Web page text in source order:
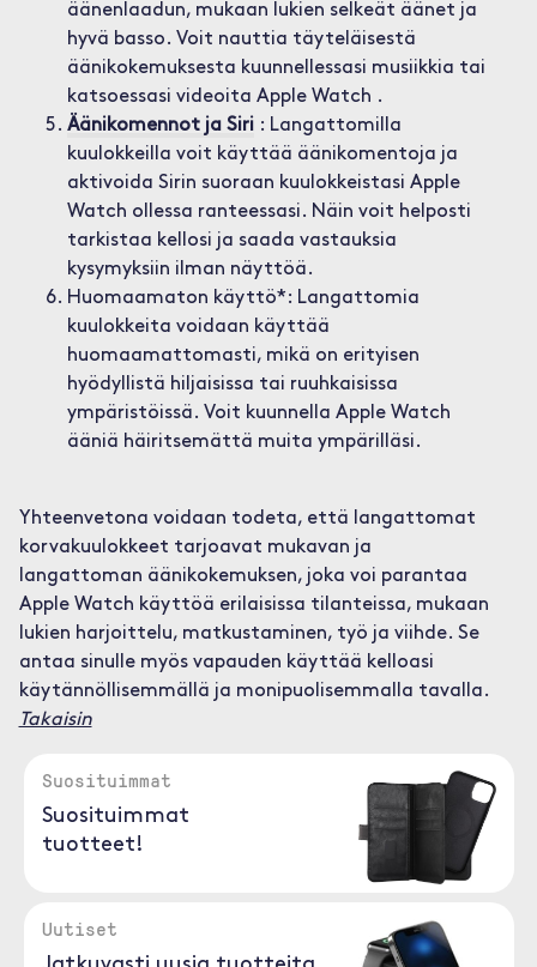
äänenlaadun, mukaan lukien selkeät äänet ja
hyvä basso. Voit nauttia täyteläisestä
äänikokemuksesta kuunnellessasi musiikkia tai
katsoessasi videoita Apple Watch .
Äänikomennot ja Siri: Langattomilla
kuulokkeilla voit käyttää äänikomentoja ja
aktivoida Sirin suoraan kuulokkeistasi Apple
Watch ollessa ranteessasi. Näin voit helposti
tarkistaa kellosi ja saada vastauksia
kysymyksiin ilman näyttöä.
Huomaamaton käyttö*: Langattomia
kuulokkeita voidaan käyttää
huomaamattomasti, mikä on erityisen
hyödyllistä hiljaisissa tai ruuhkaisissa
ympäristöissä. Voit kuunnella Apple Watch
ääniä häiritsemättä muita ympärilläsi.
Yhteenvetona voidaan todeta, että langattomat
korvakuulokkeet tarjoavat mukavan ja
langattoman äänikokemuksen, joka voi parantaa
Apple Watch käyttöä erilaisissa tilanteissa, mukaan
lukien harjoittelu, matkustaminen, työ ja viihde. Se
antaa sinulle myös vapauden käyttää kelloasi
käytännöllisemmällä ja monipuolisemmalla tavalla.
Takaisin
Suosituimmat
Suosituimmat
tuotteet!
Uutiset